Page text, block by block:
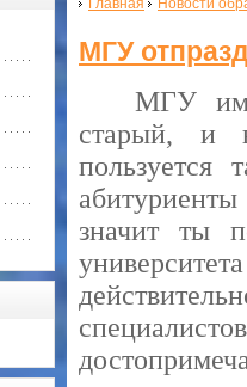
Главная Новости
МГУ
МГУ им.
старый, и
пользуется
значит ты